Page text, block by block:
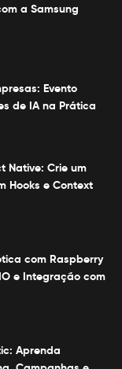
a Samsung
Evento
de IA na Prática
Native: Crie um
Hooks e Context
com Raspberry
e Integração com
Aprenda